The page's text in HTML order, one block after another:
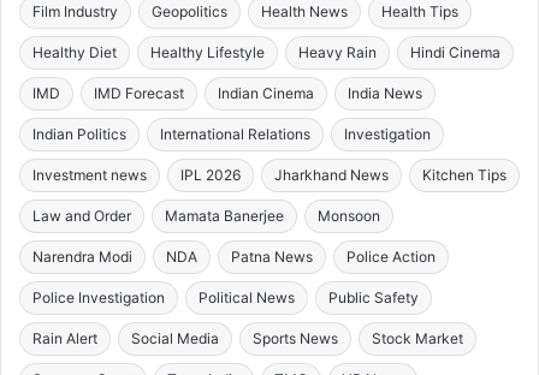
Film Industry Geopolitics Health News Health Tips
Healthy Diet Healthy Lifestyle Heavy Rain Hindi Cinema
IMD IMD Forecast Indian Cinema India News
Indian Politics International Relations Investigation
Investment news IPL 2026 Jharkhand News Kitchen Tips
Law and Order Mamata Banerjee Monsoon
Narendra Modi NDA Patna News Police Action
Police Investigation Political News Public Safety
Rain Alert Social Media Sports News Stock Market